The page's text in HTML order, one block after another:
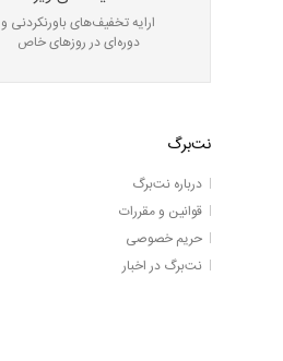
ارایه تخفیف‌های باورنکردنی و
دوره‌ای در روز‌های خاص
نت‌برگ
درباره نت‌برگ
قوانین و مقررات
حریم خصوصی
نت‌برگ در اخبار